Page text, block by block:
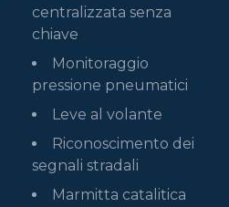
centralizzata senza
chiave
Monitoraggio
pressione pneumatici
Leve al volante
Riconoscimento dei
segnali stradali
Marmitta catalitica